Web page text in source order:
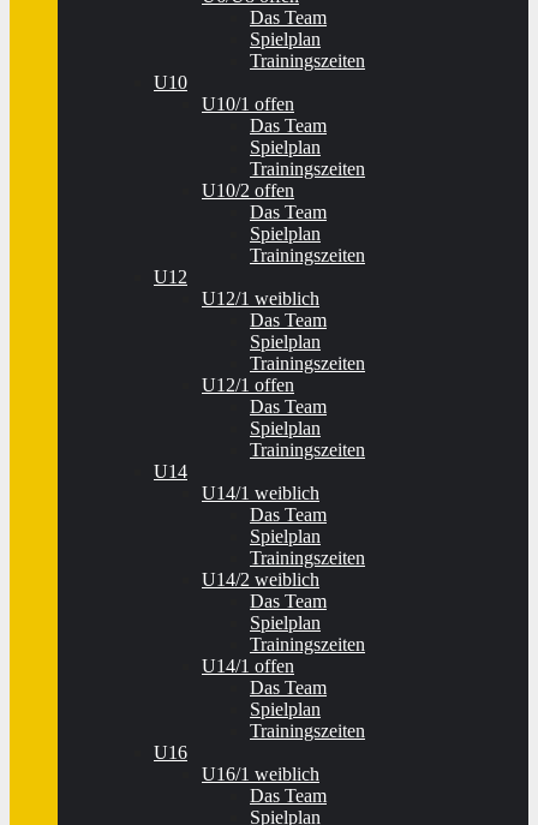
Das Team
Spielplan
Trainingszeiten
U10
U10/1 offen
Das Team
Spielplan
Trainingszeiten
U10/2 offen
Das Team
Spielplan
Trainingszeiten
U12
U12/1 weiblich
Das Team
Spielplan
Trainingszeiten
U12/1 offen
Das Team
Spielplan
Trainingszeiten
U14
U14/1 weiblich
Das Team
Spielplan
Trainingszeiten
U14/2 weiblich
Das Team
Spielplan
Trainingszeiten
U14/1 offen
Das Team
Spielplan
Trainingszeiten
U16
U16/1 weiblich
Das Team
Spielplan